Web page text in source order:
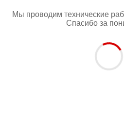
Мы проводим технические
Спасибо за